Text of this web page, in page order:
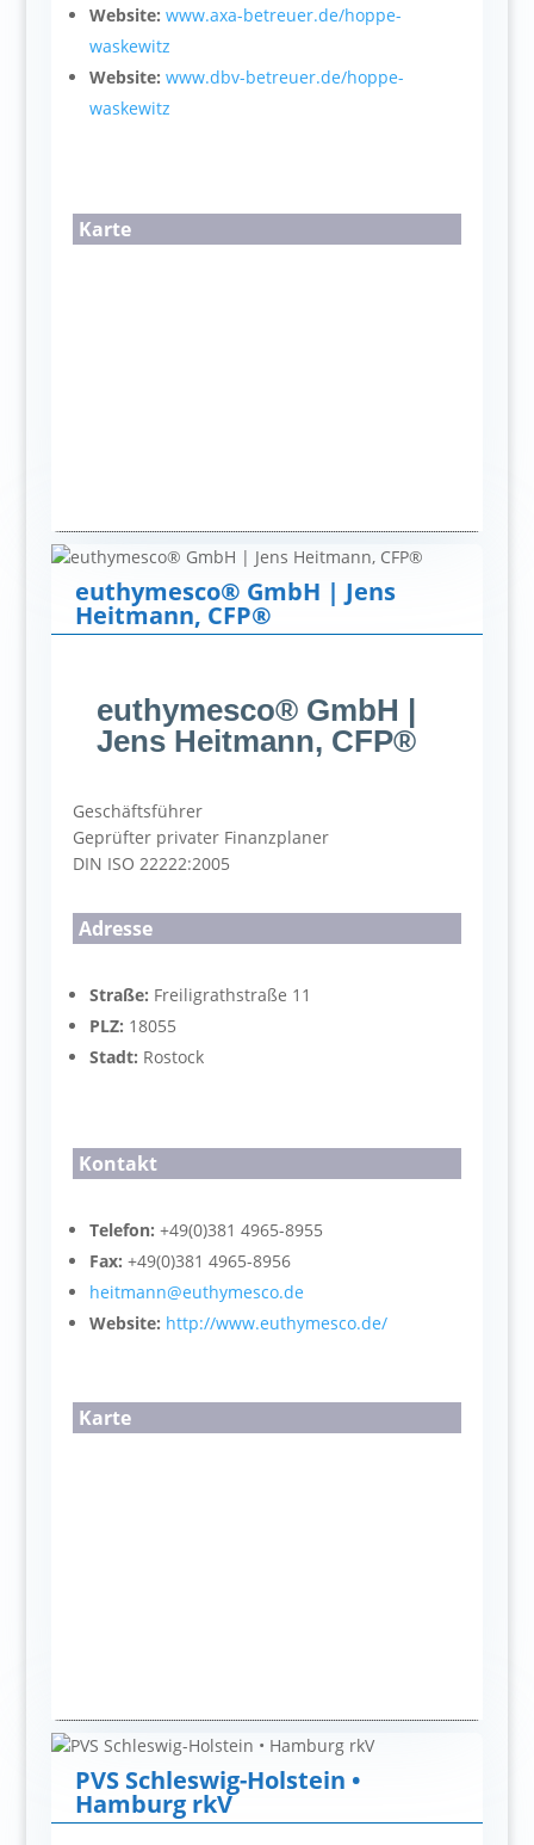
Website: www.axa-betreuer.de/hoppe-
waskewitz
Website: www.dbv-betreuer.de/hoppe-
waskewitz
Karte
euthymesco® GmbH | Jens
Heitmann, CFP®
euthymesco® GmbH |
Jens Heitmann, CFP®
Geschäftsführer
Geprüfter privater Finanzplaner
DIN ISO 22222:2005
Adresse
Straße: Freiligrathstraße 11
PLZ: 18055
Stadt: Rostock
Kontakt
Telefon: +49(0)381 4965-8955
Fax: +49(0)381 4965-8956
heitmann@euthymesco.de
Website: http://www.euthymesco.de/
Karte
PVS Schleswig-Holstein •
Hamburg rkV